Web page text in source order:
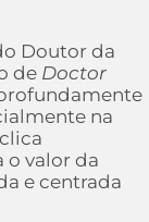
Doutor da
de Doctor
na
o valor da
e centrada